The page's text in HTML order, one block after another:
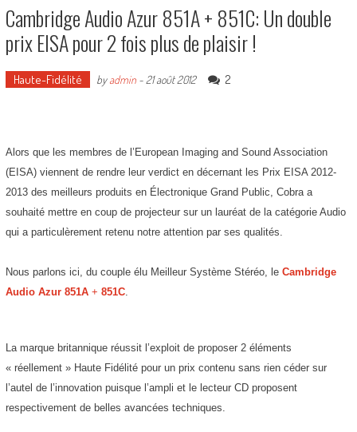
Cambridge Audio Azur 851A + 851C: Un double
prix EISA pour 2 fois plus de plaisir !
Haute-Fidélité byadmin- 21 août 2012 2
Alors que les membres de l’European Imaging and Sound Association
(EISA) viennent de rendre leur verdict en décernant les Prix EISA 2012-
2013 des meilleurs produits en Électronique Grand Public, Cobra a
souhaité mettre en coup de projecteur sur un lauréat de la catégorie Audio
qui a particulèrement retenu notre attention par ses qualités.
Nous parlons ici, du couple élu Meilleur Système Stéréo, le Cambridge
Audio Azur 851A+ 851C.
La marque britannique réussit l’exploit de proposer 2 éléments
« réellement » Haute Fidélité pour un prix contenu sans rien céder sur
l’autel de l’innovation puisque l’ampli et le lecteur CD proposent
respectivement de belles avancées techniques.